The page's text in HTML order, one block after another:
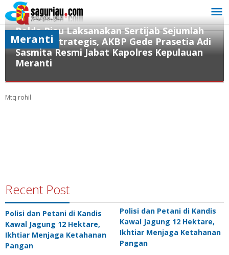
Lewati
ke
kontenPolda Riau Laksanakan Sertijab Sejumlah
Pejabat Strategis, AKBP Gede Prasetia Adi
Sasmita Resmi Jabat Kapolres Kepulauan
Meranti
Meranti
Mtq rohil
Recent Post
Polisi dan Petani di Kandis
Kawal Jagung 12 Hektare,
Ikhtiar Menjaga Ketahanan
Pangan
Polisi dan Petani di Kandis
Kawal Jagung 12 Hektare,
Ikhtiar Menjaga Ketahanan
Pangan